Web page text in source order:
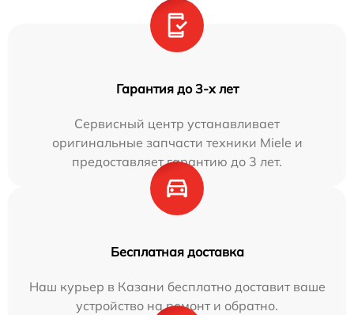
Гарантия до 3-х лет
Сервисный центр устанавливает
оригинальные запчасти техники Miele и
предоставляет гарантию до 3 лет.
Бесплатная доставка
Наш курьер в Казани бесплатно доставит ваше
устройство на ремонт и обратно.